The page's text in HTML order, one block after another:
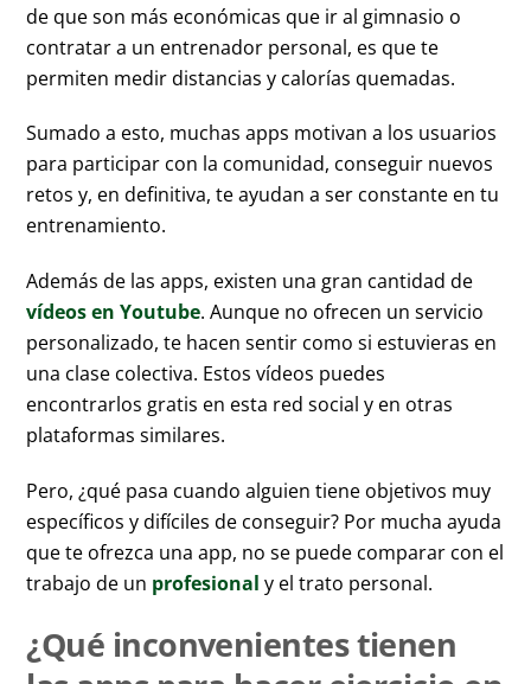
de que son más económicas que ir al gimnasio o
contratar a un entrenador personal, es que te
permiten medir distancias y calorías quemadas.
Sumado a esto, muchas apps motivan a los usuarios
para participar con la comunidad, conseguir nuevos
retos y, en definitiva, te ayudan a ser constante en tu
entrenamiento.
Además de las apps, existen una gran cantidad de
vídeos en Youtube. Aunque no ofrecen un servicio
personalizado, te hacen sentir como si estuvieras en
una clase colectiva. Estos vídeos puedes
encontrarlos gratis en esta red social y en otras
plataformas similares.
Pero, ¿qué pasa cuando alguien tiene objetivos muy
específicos y difíciles de conseguir? Por mucha ayuda
que te ofrezca una app, no se puede comparar con el
trabajo de un profesional y el trato personal.
¿Qué inconvenientes tienen